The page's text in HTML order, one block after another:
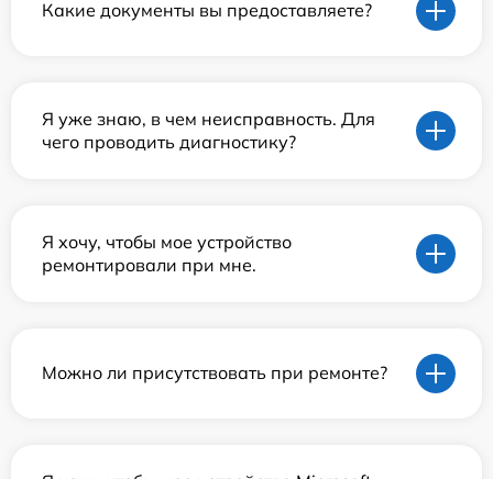
Какие документы вы предоставляете?
Я уже знаю, в чем неисправность. Для
чего проводить диагностику?
Я хочу, чтобы мое устройство
ремонтировали при мне.
Можно ли присутствовать при ремонте?